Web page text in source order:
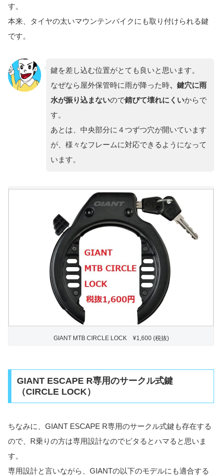
す。
本来、タイヤの太いマウンテンバイクにも取り付けられる鍵
です。
鍵を差し込む位置がとても良いと思います。
なぜなら屋外保管時に雨が降った時、鍵穴に雨
水が振り込まないので錆びて壊れにくいからで
す。
あとは、中央部分に４つずつ穴が開いています
が、様々なフレームに対応できるようになって
います。
GIANT MTB CIRCLE LOCK ¥1,600 (税抜)
GIANT ESCAPE R専用のサークル式鍵
（CIRCLE LOCK）
ちなみに、GIANT ESCAPE R専用のサークル式鍵も存在する
ので、R乗りの方は専用設計なのでピタるとハマると思いま
す。
専用設計と言いながら、GIANTの以下のモデルにも適合する